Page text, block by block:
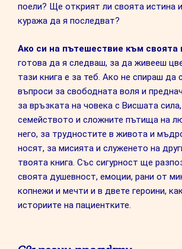
поели? Ще открият ли своята истина
куража да я последват?
Ако си на пътешествие към своята
готова да я следваш, за да живееш
тази книга е за теб. Ако не спираш да
въпроси за свободната воля и
за връзката на човека с Висшата
семейството и сложните пътища на
него, за трудностите в живота и
носят, за мисията и служенето на
твоята книга. Със сигурност ще
своята душевност, емоции, рани от
копнежи и мечти и в двете героини,
историите на пациентките.